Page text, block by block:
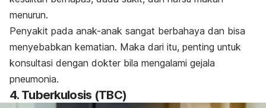
menurun.
Penyakit pada anak-anak sangat berbahaya dan bisa
menyebabkan kematian. Maka dari itu, penting untuk
konsultasi dengan dokter bila mengalami gejala
pneumonia.
4. Tuberkulosis (TBC)